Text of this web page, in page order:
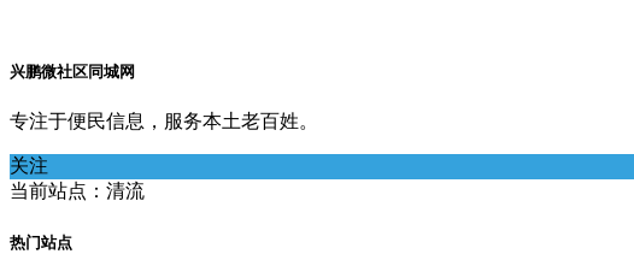
兴鹏微社区同城网
专注于便民信息，服务本土老百姓。
关注
当前站点：清流
热门站点